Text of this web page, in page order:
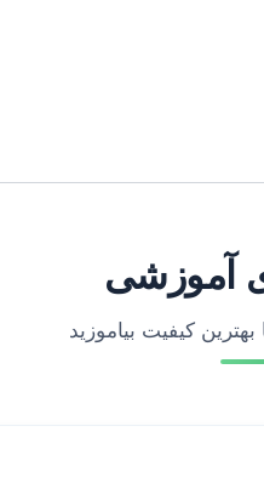
آموزشی
کیفیت بیاموزید